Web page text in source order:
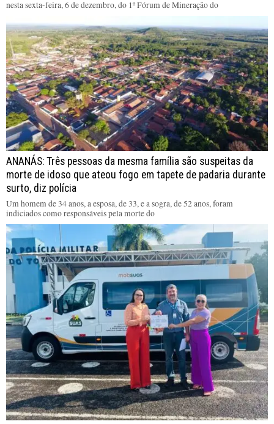
nesta sexta-feira, 6 de dezembro, do 1º Fórum de Mineração do
ANANÁS: Três pessoas da mesma família são suspeitas da
morte de idoso que ateou fogo em tapete de padaria durante
surto, diz polícia
Um homem de 34 anos, a esposa, de 33, e a sogra, de 52 anos, foram
indiciados como responsáveis pela morte do